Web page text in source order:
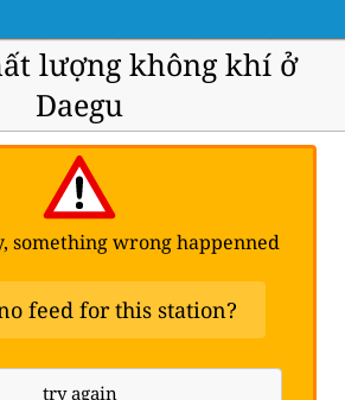
lượng không khí ở
Daegu
something wrong happenned
feed for this station?
try again